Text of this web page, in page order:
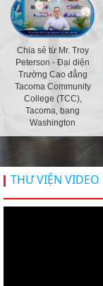
Chia sẻ từ Mr. Troy
Peterson - Đại diện
Trường Cao đẳng
Tacoma Community
College (TCC),
Tacoma, bang
Washington
THƯ VIỆN VIDEO